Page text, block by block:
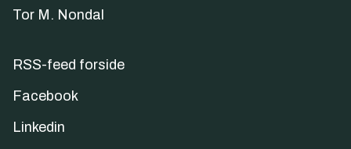
Tor M. Nondal
RSS-feed forside
Facebook
Linkedin